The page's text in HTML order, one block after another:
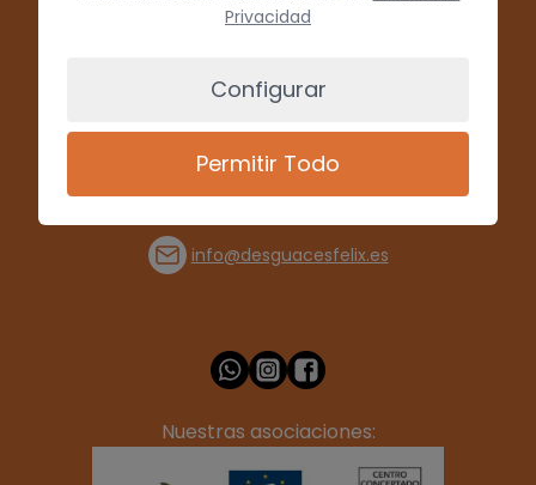
info@desguacesfelix.es
Nuestras asociaciones:
Privacidad
Configurar
Permitir Todo